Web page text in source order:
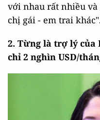
với nhau rất nhiều và
chị gái - em trai
2. Từng là trợ lý
chỉ 2 nghìn USD/